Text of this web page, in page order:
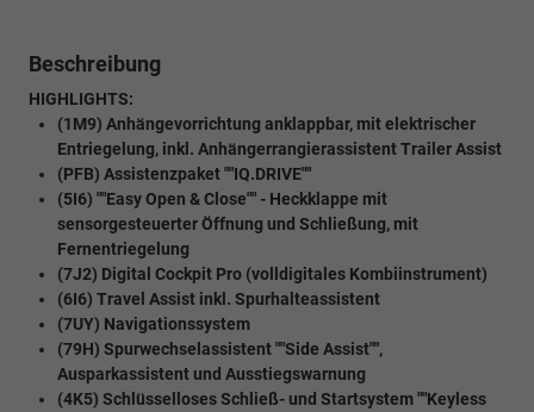
Beschreibung
HIGHLIGHTS:
(1M9) Anhängevorrichtung anklappbar, mit elektrischer
Entriegelung, inkl. Anhängerrangierassistent Trailer Assist
(PFB) Assistenzpaket ""IQ.DRIVE""
(5I6) ""Easy Open & Close"" - Heckklappe mit
sensorgesteuerter Öffnung und Schließung, mit
Fernentriegelung
(7J2) Digital Cockpit Pro (volldigitales Kombiinstrument)
(6I6) Travel Assist inkl. Spurhalteassistent
(7UY) Navigationssystem
(79H) Spurwechselassistent ""Side Assist"",
Ausparkassistent und Ausstiegswarnung
(4K5) Schlüsselloses Schließ- und Startsystem ""Keyless